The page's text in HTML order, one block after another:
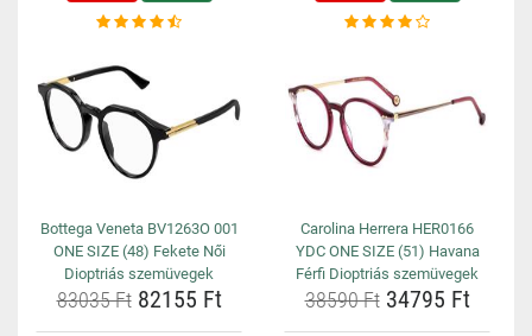
Bottega Veneta BV1263O 001
ONE SIZE (48) Fekete Női
Dioptriás szemüvegek
83035 Ft82155 Ft
Carolina Herrera HER0166
YDC ONE SIZE (51) Havana
Férfi Dioptriás szemüvegek
38590 Ft34795 Ft